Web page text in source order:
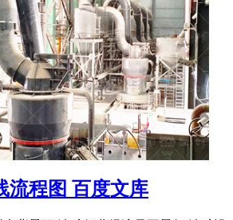
流程图 百度文库